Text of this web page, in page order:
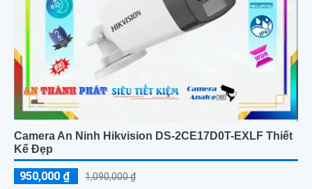
Camera An Ninh Hikvision DS-2CE17D0T-EXLF Thiết
Kế Đẹp
950,000 ₫ 1,090,000 ₫